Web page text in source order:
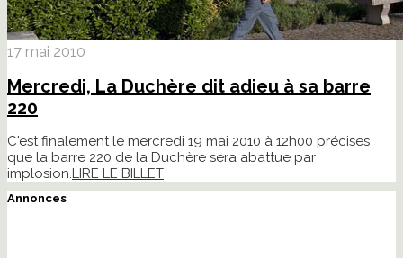
17 mai 2010
Mercredi, La Duchère dit adieu à sa barre
220
C'est finalement le mercredi 19 mai 2010 à 12h00 précises
que la barre 220 de la Duchère sera abattue par
implosion.LIRE LE BILLET
Annonces